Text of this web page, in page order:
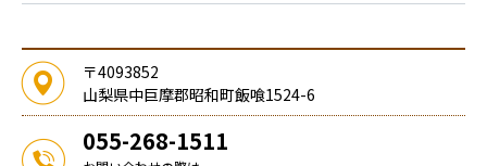
〒4093852
山梨県中巨摩郡昭和町飯喰1524-6
055-268-1511